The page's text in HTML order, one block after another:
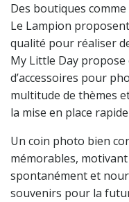
Des boutiques comme
Le Lampion
qualité pour réaliser
My Little Day
d’accessoires pour
multitude de thèmes
la mise en place
Un coin photo bien
mémorables,
spontanément et
souvenirs pour la